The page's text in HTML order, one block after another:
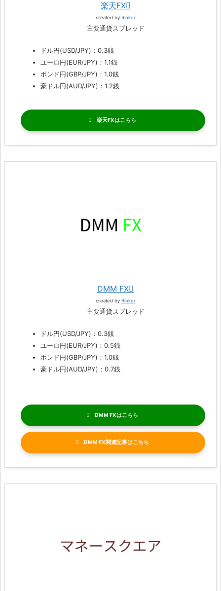
楽天FX
created by Rinker
主要通貨スプレッド
ドル円(USD/JPY)：0.3銭
ユーロ円(EUR/JPY)：1.1銭
ポンド円(GBP/JPY)：1.0銭
豪ドル円(AUD/JPY)：1.2銭
楽天FX
DMM FX
created by Rinker
主要通貨スプレッド
ドル円(USD/JPY)：0.3銭
ユーロ円(EUR/JPY)：0.5銭
ポンド円(GBP/JPY)：1.0銭
豪ドル円(AUD/JPY)：0.7銭
DMM FX
DMM FX関連記事